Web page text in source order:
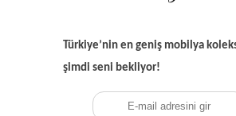
Son Baktıklarınız